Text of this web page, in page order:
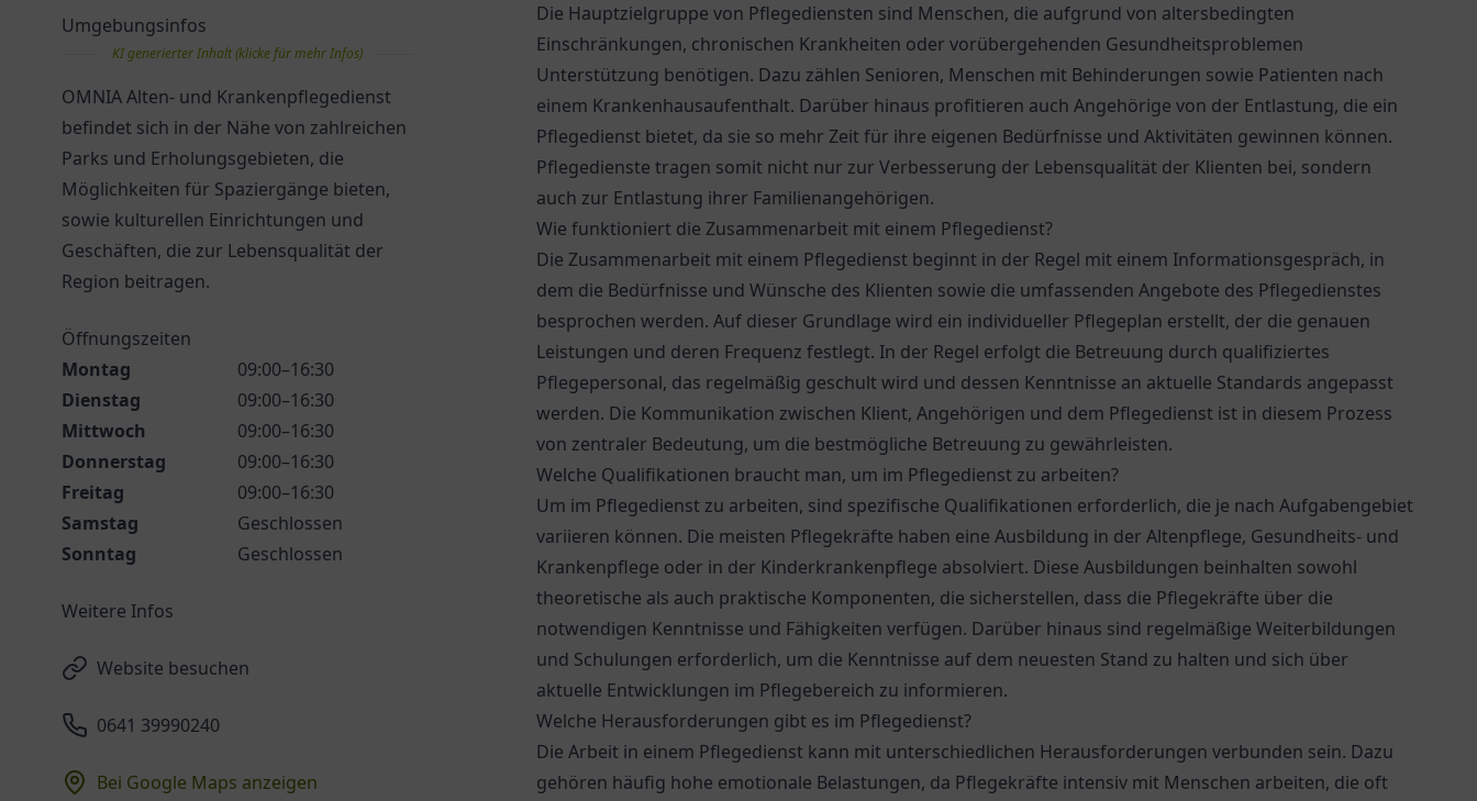
Umgebungsinfos
KI generierter Inhalt (klicke für mehr Infos)
OMNIA Alten- und Krankenpflegedienst
befindet sich in der Nähe von zahlreichen
Parks und Erholungsgebieten, die
Möglichkeiten für Spaziergänge bieten,
sowie kulturellen Einrichtungen und
Geschäften, die zur Lebensqualität der
Region beitragen.
Öffnungszeiten
Montag
09:00–16:30
Dienstag
09:00–16:30
Mittwoch
09:00–16:30
Donnerstag
09:00–16:30
Freitag
09:00–16:30
Samstag
Geschlossen
Sonntag
Geschlossen
Weitere Infos
Website besuchen
0641 39990240
Bei Google Maps anzeigen
Die Hauptzielgruppe von Pflegediensten sind Menschen, die aufgrund von altersbedingten
Einschränkungen, chronischen Krankheiten oder vorübergehenden Gesundheitsproblemen
Unterstützung benötigen. Dazu zählen Senioren, Menschen mit Behinderungen sowie Patienten nach
einem Krankenhausaufenthalt. Darüber hinaus profitieren auch Angehörige von der Entlastung, die ein
Pflegedienst bietet, da sie so mehr Zeit für ihre eigenen Bedürfnisse und Aktivitäten gewinnen können.
Pflegedienste tragen somit nicht nur zur Verbesserung der Lebensqualität der Klienten bei, sondern
auch zur Entlastung ihrer Familienangehörigen.
Wie funktioniert die Zusammenarbeit mit einem Pflegedienst?
Die Zusammenarbeit mit einem Pflegedienst beginnt in der Regel mit einem Informationsgespräch, in
dem die Bedürfnisse und Wünsche des Klienten sowie die umfassenden Angebote des Pflegedienstes
besprochen werden. Auf dieser Grundlage wird ein individueller Pflegeplan erstellt, der die genauen
Leistungen und deren Frequenz festlegt. In der Regel erfolgt die Betreuung durch qualifiziertes
Pflegepersonal, das regelmäßig geschult wird und dessen Kenntnisse an aktuelle Standards angepasst
werden. Die Kommunikation zwischen Klient, Angehörigen und dem Pflegedienst ist in diesem Prozess
von zentraler Bedeutung, um die bestmögliche Betreuung zu gewährleisten.
Welche Qualifikationen braucht man, um im Pflegedienst zu arbeiten?
Um im Pflegedienst zu arbeiten, sind spezifische Qualifikationen erforderlich, die je nach Aufgabengebiet
variieren können. Die meisten Pflegekräfte haben eine Ausbildung in der Altenpflege, Gesundheits- und
Krankenpflege oder in der Kinderkrankenpflege absolviert. Diese Ausbildungen beinhalten sowohl
theoretische als auch praktische Komponenten, die sicherstellen, dass die Pflegekräfte über die
notwendigen Kenntnisse und Fähigkeiten verfügen. Darüber hinaus sind regelmäßige Weiterbildungen
und Schulungen erforderlich, um die Kenntnisse auf dem neuesten Stand zu halten und sich über
aktuelle Entwicklungen im Pflegebereich zu informieren.
Welche Herausforderungen gibt es im Pflegedienst?
Die Arbeit in einem Pflegedienst kann mit unterschiedlichen Herausforderungen verbunden sein. Dazu
gehören häufig hohe emotionale Belastungen, da Pflegekräfte intensiv mit Menschen arbeiten, die oft